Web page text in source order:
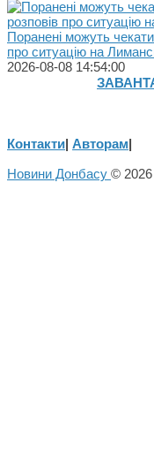
Поранені можуть
про ситуацію на
2026-08-08 14:54:00
Контакти| Авторам|
Новини Донбасу © 2026